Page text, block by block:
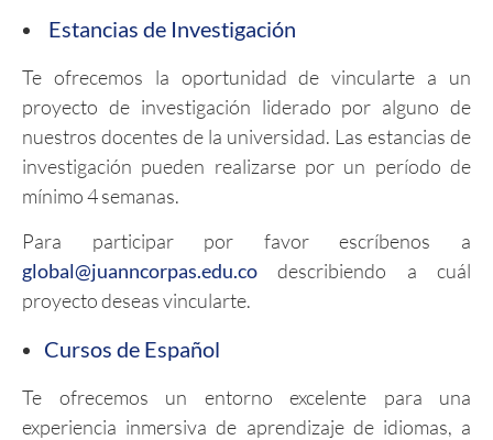
Estancias de Investigación
Te ofrecemos la oportunidad de vincularte a un
proyecto de investigación liderado por alguno de
nuestros docentes de la universidad. Las estancias de
investigación pueden realizarse por un período de
mínimo 4 semanas.
Para participar por favor escríbenos a
global@juanncorpas.edu.co describiendo a cuál
proyecto deseas vincularte.
Cursos de Español
Te ofrecemos un entorno excelente para una
experiencia inmersiva de aprendizaje de idiomas, a